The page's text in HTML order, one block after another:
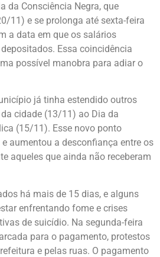
da Consciência Negra, que
11) e se prolonga até sexta-feira
a data em que os salários
Essa coincidência
possível manobra para adiar o
já tinha estendido outros
cidade (13/11) ao Dia da
(15/11). Esse novo ponto
aumentou a desconfiança entre os
aqueles que ainda não receberam
há mais de 15 dias, e alguns
enfrentando fome e crises
de suicídio. Na segunda-feira
para o pagamento, protestos
e pelas ruas. O pagamento